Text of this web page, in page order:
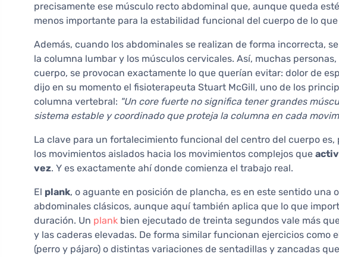
precisamente ese músculo recto abdominal que, aunque queda
menos importante para la estabilidad funcional del cuerpo de lo
Además, cuando los abdominales se realizan de forma incorrecta,
la columna lumbar y los músculos cervicales. Así, muchas
cuerpo, se provocan exactamente lo que querían evitar: dolor de
dijo en su momento el fisioterapeuta Stuart McGill, uno de los
columna vertebral: "Un core fuerte no significa tener grandes
sistema estable y coordinado que proteja la columna en cada
La clave para un fortalecimiento funcional del centro del cuerpo
los movimientos aislados hacia los movimientos complejos que
vez. Y es exactamente ahí donde comienza el trabajo real.
El plank, o aguante en posición de plancha, es en este sentido una
abdominales clásicos, aunque aquí también aplica que lo que
duración. Un plank bien ejecutado de treinta segundos vale más
y las caderas elevadas. De forma similar funcionan ejercicios como
(perro y pájaro) o distintas variaciones de sentadillas y zancadas